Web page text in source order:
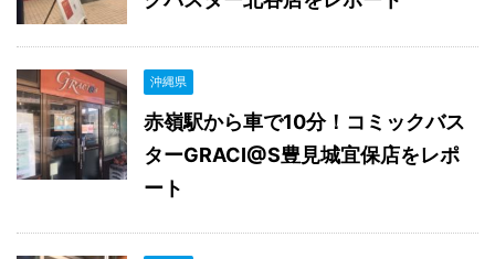
沖縄県
赤嶺駅から車で10分！コミックバス
ターGRACI@S豊見城宜保店をレポ
ート